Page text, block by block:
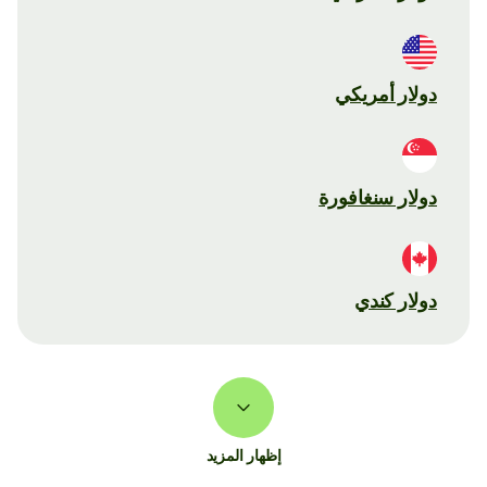
دولار أمريكي
دولار سنغافورة
دولار كندي
إظهار المزيد